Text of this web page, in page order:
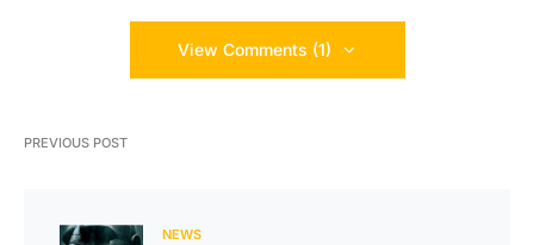
View Comments (1)
PREVIOUS POST
NEWS